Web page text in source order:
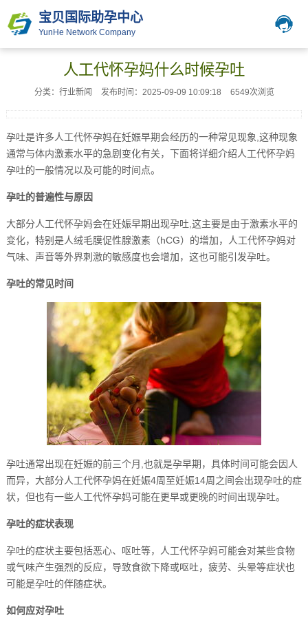
宝贝国际助孕中心
YunHe Network Company
人工代怀孕妈什么时候孕吐
分类：行业新闻 发布时间：2025-09-09 10:09:18 6549次浏览
孕吐是许多人工代怀孕妈在妊娠早期会经历的一种常见现象,这种现象
通常与体内激素水平的急剧变化有关，下面将详细介绍人工代怀孕妈
孕吐的一般情况以及可能的时间点。
孕吐的普遍性与原因
大部分人工代怀孕妈会在妊娠早期出现孕吐,这主要是由于激素水平的
变化，特别是人绒毛膜促性腺激素（hCG）的增加，人工代怀孕妈对
气味、声音等外界刺激的敏感度也会增加，这也可能引发孕吐。
孕吐的常见时间
孕吐通常出现在妊娠的前三个月,也就是孕早期，具体时间可能会因人
而异，大部分人工代怀孕妈在妊娠4周至妊娠14周之间会出现孕吐的症
状，但也有一些人工代怀孕妈可能在更早或更晚的时间出现孕吐。
孕吐的症状表现
孕吐的症状主要包括恶心、呕吐等，人工代怀孕妈可能会对某些食物
或气味产生强烈的反应，导致食欲下降或呕吐，疲劳、头晕等症状也
可能是孕吐的伴随症状。
如何应对孕吐